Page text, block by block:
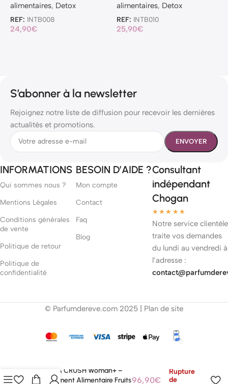
alimentaires, Detox
REF: INTB008
24,90€
alimentaires, Detox
REF: INTB010
25,90€
S’abonner à la newsletter
Rejoignez notre liste de diffusion pour recevoir les dernières
actualités et promotions.
INFORMATIONS
Qui sommes nous ?
Mentions Légales
Conditions générales
de vente
Politique de retour
Politique de
confidentialité
BESOIN D’AIDE ?
Mon compte
Contact
Faq
Blog
Consultant
indépendant
Chogan
★★★★★
Notre service clientèle
traite vos demandes
du lundi au vendredi à
l’adresse :
© Parfumdereve.com 2025 | Plan de site
MYVERA CRUSH Woman+ –
Complément Alimentaire Fruits96,90€
Rupture
de